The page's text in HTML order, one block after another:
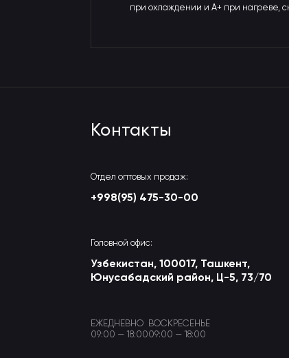
при охлаждении и A+ при нагреве,
Контакты
Отдел оптовых продаж:
+998(95) 475-30-00
Головной офис:
Узбекистан, 100017, Ташкент,
Юнусабадский район, Ц-5, 73/70
ЕЖЕДНЕВНО
09:00 — 18:00
ВОСКРЕСЕНЬЕ
09:00 — 18:00